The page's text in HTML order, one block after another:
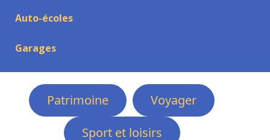
Auto-écoles
Garages
Patrimoine
Voyager
Sport et loisirs